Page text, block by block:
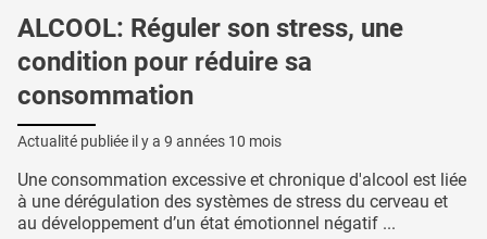
ALCOOL: Réguler son stress, une
condition pour réduire sa
consommation
Actualité publiée il y a 9 années 10 mois
Une consommation excessive et chronique d'alcool est liée
à une dérégulation des systèmes de stress du cerveau et
au développement d’un état émotionnel négatif ...